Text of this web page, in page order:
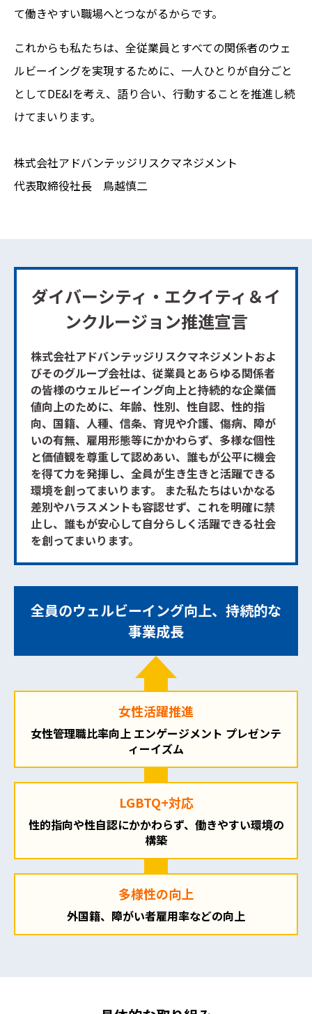
て働きやすい職場へとつながるからです。
これからも私たちは、全従業員とすべての関係者のウェ
ルビーイングを実現するために、一人ひとりが自分ごと
としてDE&Iを考え、語り合い、行動することを推進し続
けてまいります。
株式会社アドバンテッジリスクマネジメント
代表取締役社長 鳥越慎二
ダイバーシティ・エクイティ＆イ
ンクルージョン推進宣言
株式会社アドバンテッジリスクマネジメントおよ
びそのグループ会社は、従業員とあらゆる関係者
の皆様のウェルビーイング向上と持続的な企業価
値向上のために、年齢、性別、性自認、性的指
向、国籍、人種、信条、育児や介護、傷病、障が
いの有無、雇用形態等にかかわらず、多様な個性
と価値観を尊重して認めあい、誰もが公平に機会
を得て力を発揮し、全員が生き生きと活躍できる
環境を創ってまいります。
また私たちはいかなる
差別やハラスメントも容認せず、これを明確に禁
止し、誰もが安心して自分らしく活躍できる社会
を創ってまいります。
全員のウェルビーイング向上、持続的な
事業成長
女性活躍推進
女性管理職比率向上 エンゲージメント プレゼンテ
ィーイズム
LGBTQ+対応
性的指向や性自認にかかわらず、働きやすい環境の
構築
多様性の向上
外国籍、障がい者雇用率などの向上